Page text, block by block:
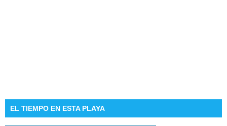
EL TIEMPO EN ESTA PLAYA